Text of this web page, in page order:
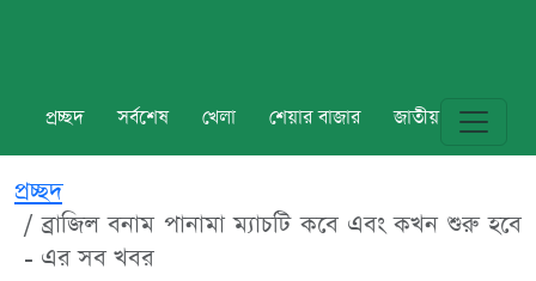
প্রচ্ছদ সর্বশেষ খেলা শেয়ার বাজার জাতীয় বিশ্ব
প্রচ্ছদ
ব্রাজিল বনাম পানামা ম্যাচটি কবে এবং কখন শুরু হবে
- এর সব খবর